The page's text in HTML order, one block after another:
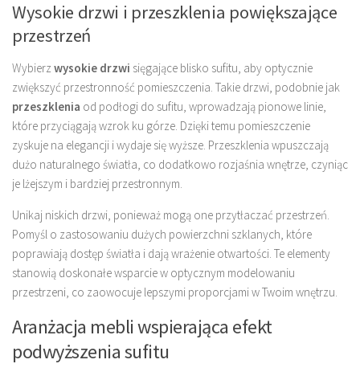
Wysokie drzwi i przeszklenia powiększające
przestrzeń
Wybierz wysokie drzwi sięgające blisko sufitu, aby optycznie
zwiększyć przestronność pomieszczenia. Takie drzwi, podobnie jak
przeszklenia od podłogi do sufitu, wprowadzają pionowe linie,
które przyciągają wzrok ku górze. Dzięki temu pomieszczenie
zyskuje na elegancji i wydaje się wyższe. Przeszklenia wpuszczają
dużo naturalnego światła, co dodatkowo rozjaśnia wnętrze, czyniąc
je lżejszym i bardziej przestronnym.
Unikaj niskich drzwi, ponieważ mogą one przytłaczać przestrzeń.
Pomyśl o zastosowaniu dużych powierzchni szklanych, które
poprawiają dostęp światła i dają wrażenie otwartości. Te elementy
stanowią doskonałe wsparcie w optycznym modelowaniu
przestrzeni, co zaowocuje lepszymi proporcjami w Twoim wnętrzu.
Aranżacja mebli wspierająca efekt
podwyższenia sufitu